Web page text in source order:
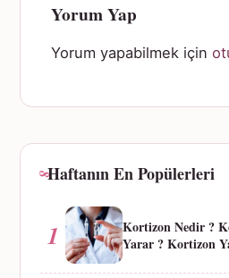
Yorum Yap
Yorum yapabilmek için
Haftanın En Popülerleri
1
Kortizon Nedir ?
Yarar ? Kortizon